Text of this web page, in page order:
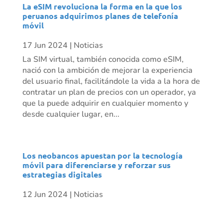
La eSIM revoluciona la forma en la que los
peruanos adquirimos planes de telefonía
móvil
17 Jun 2024 | Noticias
La SIM virtual, también conocida como eSIM,
nació con la ambición de mejorar la experiencia
del usuario final, facilitándole la vida a la hora de
contratar un plan de precios con un operador, ya
que la puede adquirir en cualquier momento y
desde cualquier lugar, en...
Los neobancos apuestan por la tecnología
móvil para diferenciarse y reforzar sus
estrategias digitales
12 Jun 2024 | Noticias